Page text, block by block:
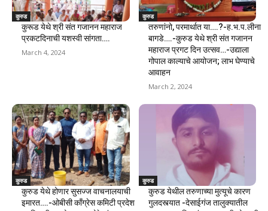
कुरुड
कुरूड येथे श्री संत गजानन महाराज
प्रकटदिनाची यशस्वी सांगता….
March 4, 2024
कुरुड
तरुणांनो, परमार्थात या….?-ह.भ.प.लीना
बागडे….-कुरुड येथे श्री संत गजानन
महाराज प्रगट दिन उत्सव…-उद्याला
गोपाल काल्याचे आयोजन; लाभ घेण्याचे
आवाहन
March 2, 2024
कुरुड
कुरुड येथे होणार सुसज्ज वाचनालयाची
इमारत….-ओबीसी काँग्रेस कमिटी प्रदेश
कुरुड
कुरुड येथील तरुणाच्या मुत्यूचे कारण
गुलदस्त्यात -देसाईगंज तालुक्यातील